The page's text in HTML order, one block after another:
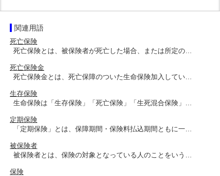
関連用語
死亡保険
死亡保険とは、被保険者が死亡した場合、または所定の…
死亡保険金
死亡保険金とは、死亡保障のついた生命保険加入してい…
生存保険
生命保険は「生存保険」「死亡保険」「生死混合保険」…
定期保険
「定期保険」とは、保障期間・保険料払込期間ともに一…
被保険者
被保険者とは、保険の対象となっている人のことをいう…
保険